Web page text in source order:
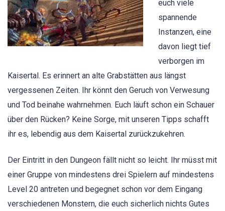
euch viele
spannende
Instanzen, eine
davon liegt tief
verborgen im
Kaisertal. Es erinnert an alte Grabstätten aus längst
vergessenen Zeiten. Ihr könnt den Geruch von Verwesung
und Tod beinahe wahrnehmen. Euch läuft schon ein Schauer
über den Rücken? Keine Sorge, mit unseren Tipps schafft
ihr es, lebendig aus dem Kaisertal zurückzukehren.
Der Eintritt in den Dungeon fällt nicht so leicht. Ihr müsst mit
einer Gruppe von mindestens drei Spielern auf mindestens
Level 20 antreten und begegnet schon vor dem Eingang
verschiedenen Monstern, die euch sicherlich nichts Gutes